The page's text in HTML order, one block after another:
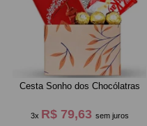
Cesta Sonho dos Chocólatras
3x R$ 79,63 sem juros